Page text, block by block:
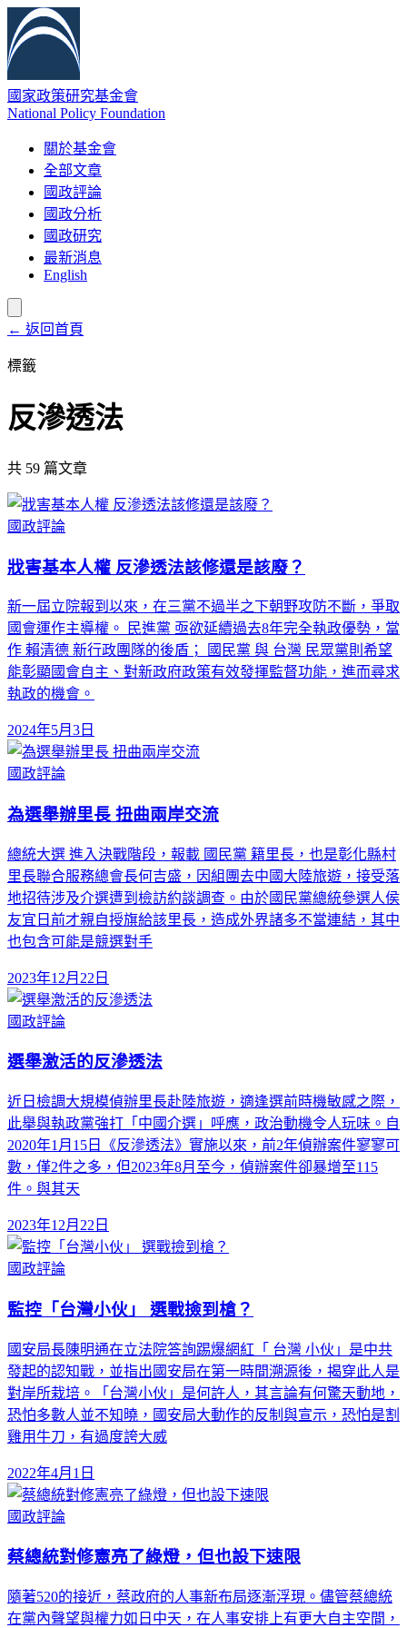
國家政策研究基金會
National Policy Foundation
關於基金會
全部文章
國政評論
國政分析
國政研究
最新消息
English
← 返回首頁
標籤
反滲透法
共 59 篇文章
國政評論
戕害基本人權 反滲透法該修還是該廢？
新一屆立院報到以來，在三黨不過半之下朝野攻防不斷，爭取
國會運作主導權。 民進黨 亟欲延續過去8年完全執政優勢，當
作 賴清德 新行政團隊的後盾； 國民黨 與 台灣 民眾黨則希望
能彰顯國會自主、對新政府政策有效發揮監督功能，進而尋求
執政的機會。
2024年5月3日
國政評論
為選舉辦里長 扭曲兩岸交流
總統大選 進入決戰階段，報載 國民黨 籍里長，也是彰化縣村
里長聯合服務總會長何吉盛，因組團去中國大陸旅遊，接受落
地招待涉及介選遭到檢訪約談調查。由於國民黨總統參選人侯
友宜日前才親自授旗給該里長，造成外界諸多不當連結，其中
也包含可能是競選對手
2023年12月22日
國政評論
選舉激活的反滲透法
近日檢調大規模偵辦里長赴陸旅遊，適逢選前時機敏感之際，
此舉與執政黨強打「中國介選」呼應，政治動機令人玩味。自
2020年1月15日《反滲透法》實施以來，前2年偵辦案件寥寥可
數，僅2件之多，但2023年8月至今，偵辦案件卻暴增至115
件。與其天
2023年12月22日
國政評論
監控「台灣小伙」 選戰撿到槍？
國安局長陳明通在立法院答詢踢爆網紅「 台灣 小伙」是中共
發起的認知戰，並指出國安局在第一時間溯源後，揭穿此人是
對岸所栽培。「台灣小伙」是何許人，其言論有何驚天動地，
恐怕多數人並不知曉，國安局大動作的反制與宣示，恐怕是割
雞用牛刀，有過度誇大威
2022年4月1日
國政評論
蔡總統對修憲亮了綠燈，但也設下速限
隨著520的接近，蔡政府的人事新布局逐漸浮現。儘管蔡總統
在黨內聲望與權力如日中天，在人事安排上有更大自主空間，